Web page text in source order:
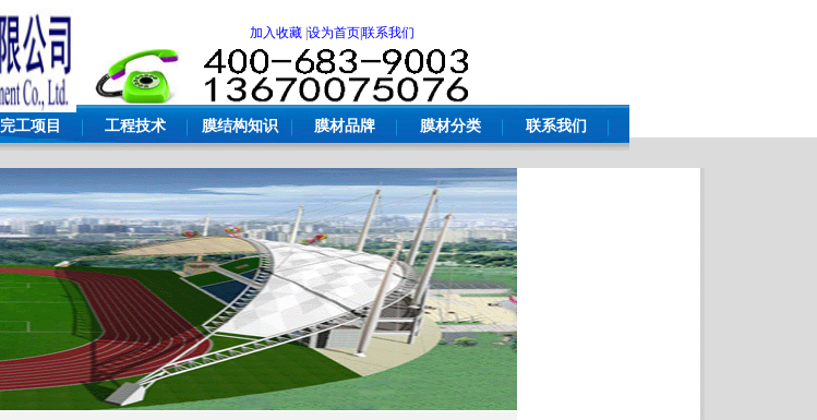
加入收藏 设为首页|联系我们
完工项目 工程技术 膜结构知识 膜材品牌 膜材分类 联系我们